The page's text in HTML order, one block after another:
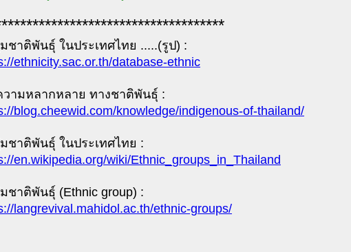
ชาติพันธุ์ ในประเทศไทย .....(รูป) :
ethnicity.sac.or.th/database-ethnic
วามหลากหลาย ทางชาติพันธุ์ :
blog.cheewid.com/knowledge/indigenous-of-thailand/
ชาติพันธุ์ ในประเทศไทย :
en.wikipedia.org/wiki/Ethnic_groups_in_Thailand
ชาติพันธุ์ (Ethnic group) :
langrevival.mahidol.ac.th/ethnic-groups/